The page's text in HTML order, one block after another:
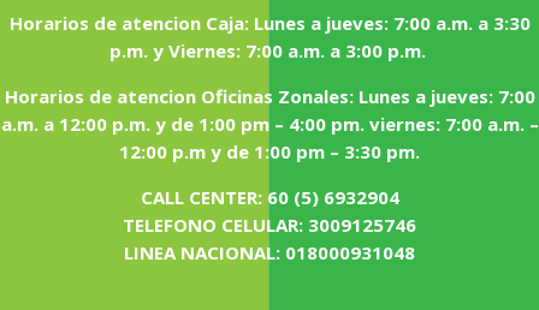
Horarios de atencion Caja: Lunes a jueves: 7:00 a.m. a 3:30
p.m. y Viernes: 7:00 a.m. a 3:00 p.m.
Horarios de atencion Oficinas Zonales: Lunes a jueves: 7:00
a.m. a 12:00 p.m. y de 1:00 pm – 4:00 pm. viernes: 7:00 a.m. –
12:00 p.m y de 1:00 pm – 3:30 pm.
CALL CENTER: 60 (5) 6932904
TELEFONO CELULAR: 3009125746
LINEA NACIONAL: 018000931048